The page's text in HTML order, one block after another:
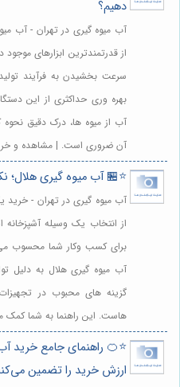
دهیم؟
آب میوه گیری در تهران - آب
از قدرتمندترین ابزارهای
سرعت بخشیدن به فرآیند
بهره وری حداکثری از این
آب از میوه ها، درک دقیق نحوه
آن ضروری است. | مشاهده و
⭐️🏪 آب میوه گیری هلال؛
آب میوه گیری در تهران - خرید
از انتخاب یک وسیله
برای کسب وکار شما محسوب می
آب میوه گیری هلال به دلیل
گزینه های محبوب در
هاست. این راهنما به شما
⭐️🍊 راهنمای جامع خرید
ارزش خرید را تضمین